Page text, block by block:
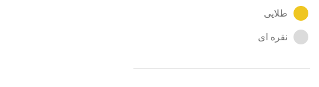
طلایی
نقره ای